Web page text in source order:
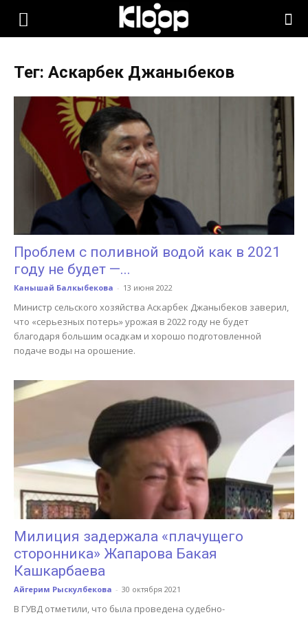
KLOOP.KG
Новости
Кыргызстана
Тег: Аскарбек Джаныбеков
Проблем с поливной водой как в 2021
году не будет —...
Канышай Балкыбекова - 13 июня 2022
Министр сельского хозяйства Аскарбек Джаныбеков заверил,
что «серьезных потерь» урожая в 2022 году не будет
благодаря большим осадкам и хорошо подготовленной
подаче воды на орошение.
Милиция задержала «плачущего
сторонника» Жапарова Бакая
Кашкарбаева
Айгерим Рыскулбекова - 30 октября 2021
В ГУВД отметили, что была проведена судебно-